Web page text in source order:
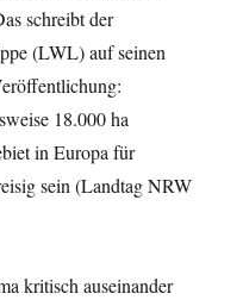
schreibt der
(LWL) auf seinen
18.000 ha
in Europa für
sein (Landtag NRW
kritisch auseinander